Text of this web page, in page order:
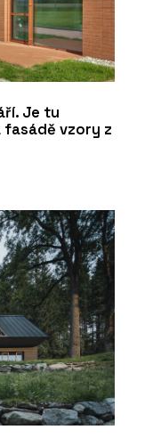
Je tu
fasádě vzory z